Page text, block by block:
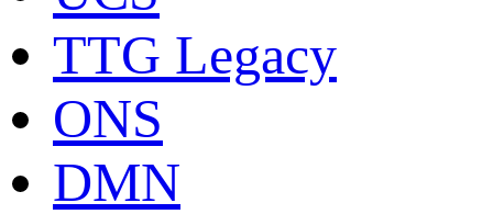
TTG Legacy
ONS
DMN